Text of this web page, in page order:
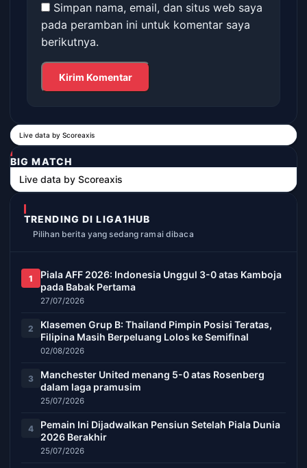
Simpan nama, email, dan situs web saya
pada peramban ini untuk komentar saya
berikutnya.
Live data by Scoreaxis
BIG MATCH
Live data by Scoreaxis
TRENDING DI LIGA1HUB
Pilihan berita yang sedang ramai dibaca
1
Piala AFF 2026: Indonesia Unggul 3-0 atas Kamboja
pada Babak Pertama
27/07/2026
2
Klasemen Grup B: Thailand Pimpin Posisi Teratas,
Filipina Masih Berpeluang Lolos ke Semifinal
02/08/2026
3
Manchester United menang 5-0 atas Rosenberg
dalam laga pramusim
25/07/2026
4
Pemain Ini Dijadwalkan Pensiun Setelah Piala Dunia
2026 Berakhir
25/07/2026